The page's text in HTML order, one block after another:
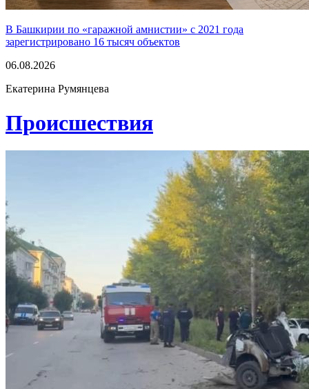
В Башкирии по «гаражной амнистии» с 2021 года
зарегистрировано 16 тысяч объектов
06.08.2026
Екатерина Румянцева
Проиcшествия